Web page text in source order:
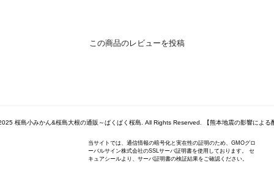
この商品のレビューを投稿
桜島小みかん&桜島大根の通販～ぱくぱく桜島. All Rights Reserved. 【熊本地震の影響による
当サイトでは、通信情報の暗号化と実在性の証明のため、GMOグロ
ーバルサイン株式会社のSSLサーバ証明書を使用しております。 セ
キュアシールより、サーバ証明書の検証結果をご確認ください。